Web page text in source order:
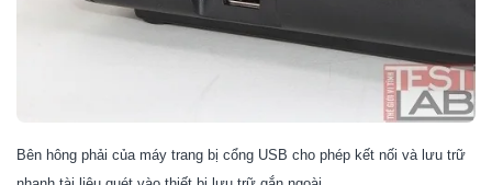
Bên hông phải của máy trang bị cổng USB cho phép kết nối và lưu trữ